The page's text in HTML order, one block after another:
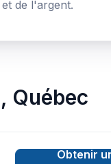
et de l'argent.
, Québec
Obtenir